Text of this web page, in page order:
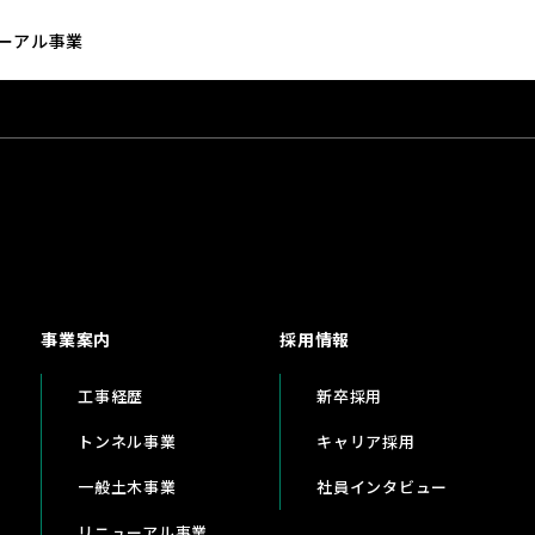
アル事業
事業案内
工事経歴
トンネル事業
一般土木事業
採用情報
新卒採用
キャリア採用
社員インタビュー